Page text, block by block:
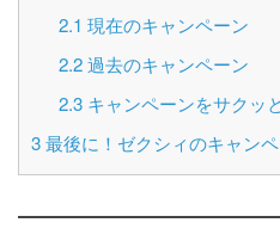
2.1 現在のキャンペーン
2.2過去のキャンペーン
2.3キャンペーンをサクッ
3最後に！ゼクシィのキャン